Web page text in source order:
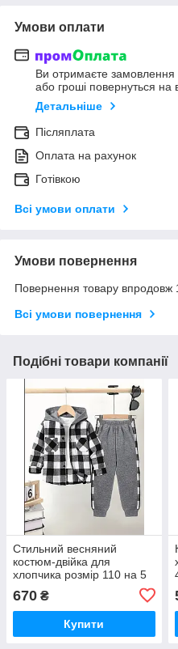
Умови оплати
Ви отримаєте замовлення
або гроші повернуться на
Детальніше
Післяплата
Оплата на рахунок
Готівкою
Всі умови оплати
Умови повернення
Повернення товару впродовж
Всі умови повернення
Подібні товари компанії
Стильний весняний
костюм-двійка для
хлопчика розмір 110 на 5
670 ₴
Купити